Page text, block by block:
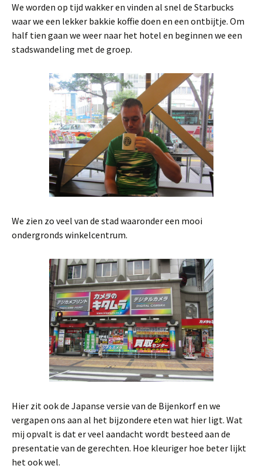
We worden op tijd wakker en vinden al snel de Starbucks
waar we een lekker bakkie koffie doen en een ontbijtje. Om
half tien gaan we weer naar het hotel en beginnen we een
stadswandeling met de groep.
We zien zo veel van de stad waaronder een mooi
ondergronds winkelcentrum.
Hier zit ook de Japanse versie van de Bijenkorf en we
vergapen ons aan al het bijzondere eten wat hier ligt. Wat
mij opvalt is dat er veel aandacht wordt besteed aan de
presentatie van de gerechten. Hoe kleuriger hoe beter lijkt
het ook wel.